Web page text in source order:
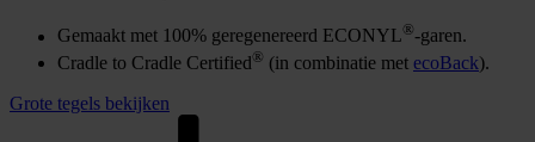
Gemaakt met 100% geregenereerd ECONYL®-garen.
Cradle to Cradle Certified® (in combinatie met ecoBack).
Grote tegels bekijken